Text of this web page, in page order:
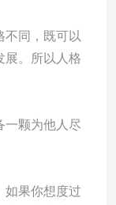
不同，既可以
展。所以人格
一颗为他人尽
如果你想度过